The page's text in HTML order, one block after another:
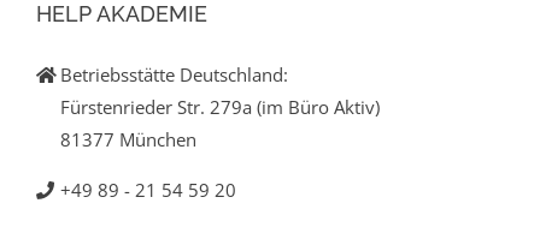
HELP AKADEMIE
Betriebsstätte Deutschland:
Fürstenrieder Str. 279a (im Büro Aktiv)
81377 München
+49 89 - 21 54 59 20